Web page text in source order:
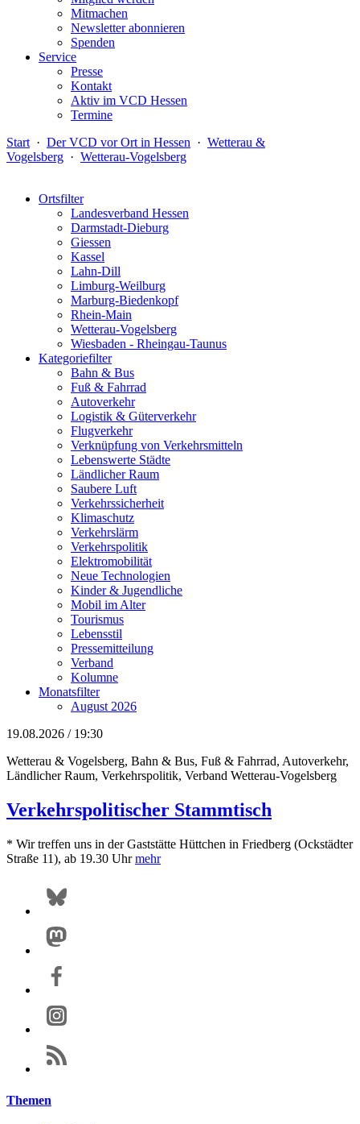
Mitmachen
Newsletter abonnieren
Spenden
Service
Presse
Kontakt
Aktiv im VCD Hessen
Termine
Start · Der VCD vor Ort in Hessen · Wetterau &
Vogelsberg · Wetterau-Vogelsberg
Ortsfilter
Landesverband Hessen
Darmstadt-Dieburg
Giessen
Kassel
Lahn-Dill
Limburg-Weilburg
Marburg-Biedenkopf
Rhein-Main
Wetterau-Vogelsberg
Wiesbaden - Rheingau-Taunus
Kategoriefilter
Bahn & Bus
Fuß & Fahrrad
Autoverkehr
Logistik & Güterverkehr
Flugverkehr
Verknüpfung von Verkehrsmitteln
Lebenswerte Städte
Ländlicher Raum
Saubere Luft
Verkehrssicherheit
Klimaschutz
Verkehrslärm
Verkehrspolitik
Elektromobilität
Neue Technologien
Kinder & Jugendliche
Mobil im Alter
Tourismus
Lebensstil
Pressemitteilung
Verband
Kolumne
Monatsfilter
August 2026
19.08.2026 / 19:30
Wetterau & Vogelsberg, Bahn & Bus, Fuß & Fahrrad, Autoverkehr,
Ländlicher Raum, Verkehrspolitik, Verband Wetterau-Vogelsberg
Verkehrspolitischer Stammtisch
* Wir treffen uns in der Gaststätte Hüttchen in Friedberg (Ockstädter
Straße 11), ab 19.30 Uhrmehr
Themen